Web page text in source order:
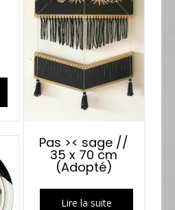
Pas >< sage //
35 x 70 cm
(Adopté)
Lire la suite